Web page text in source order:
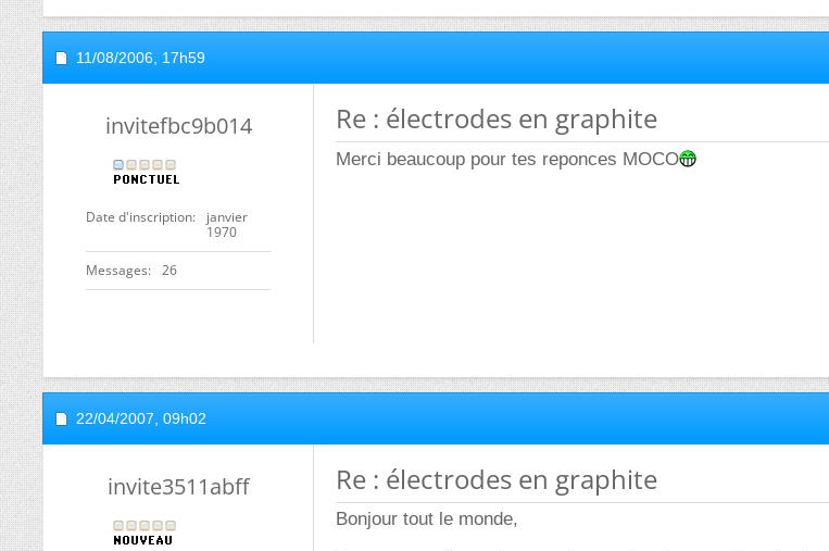
11/08/2006, 17h59
invitefbc9b014
Date d'inscription
janvier
1970
Messages 26
Re : électrodes en graphite
Merci beaucoup pour tes reponces MOCO
22/04/2007, 09h02
invite3511abff Re : électrodes en graphite
Bonjour tout le monde,